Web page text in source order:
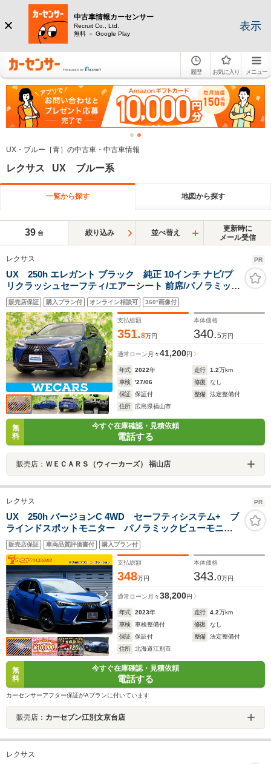
中古車情報カーセンサー
Recruit Co., Ltd.
無料 － Google Play
表示
履歴 お気に入り メニュー
UX・ブルー［青］の中古車・中古車情報
レクサス UX ブルー系
一覧から探す 地図から探す
39 台 絞り込み 並べ替え
更新時に
メール受信
レクサス PR
UX 250h エレガント ブラック 純正 10インチ ナビ/プ
リクラッシュセーフティ/エアーシート 前席/パノラミック
ビューモニター/車線逸脱防止支援システム/シート フルレ
ザー/電動バックドア/ドライブレコーダー 前後
販売店保証 購入プラン付 オンライン相談可 360°画像付
支払総額
351.8万円
本体価格
340.5万円
通常ローン 月々41,200円
年式 2022年 走行 1.2万km
車検
'27/06 修復
なし
保証
保証付 整備
法定整備付
住所
広島県福山市
無
料
今すぐ在庫確認・見積依頼
電話する
販売店： ＷＥＣＡＲＳ（ウィーカーズ） 福山店
レクサス PR
UX 250h バージョンC 4WD セーフティシステム+ ブ
ラインドスポットモニター パノラミックビューモニタ
ー レーダークルーズ 三眼LEDライト 1500W電源
12.3型ナビ パワーシート シート&ステアヒーター
ETC2.0
販売店保証 車両品質評価書付 購入プラン付
支払総額
348万円
本体価格
343.0万円
通常ローン 月々38,200円
年式 2023年 走行 4.2万km
車検
車検整備付 修復
なし
保証
保証付 整備
法定整備付
住所
北海道江別市
無
料
今すぐ在庫確認・見積依頼
電話する
カーセンサーアフター保証がAプランに付いています
販売店： カーセブン江別文京台店
レクサス